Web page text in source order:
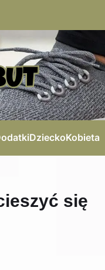
DzieckoKobieta
się